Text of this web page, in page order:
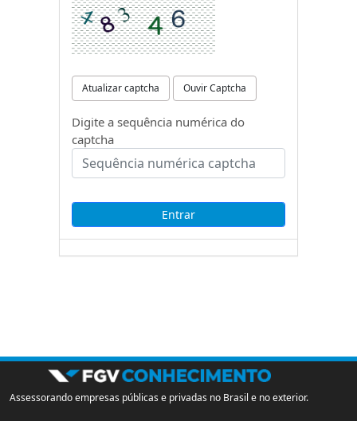
Atualizar captcha Ouvir Captcha
Digite a sequência numérica do
captcha
Assessorando empresas públicas e privadas no Brasil e no exterior.